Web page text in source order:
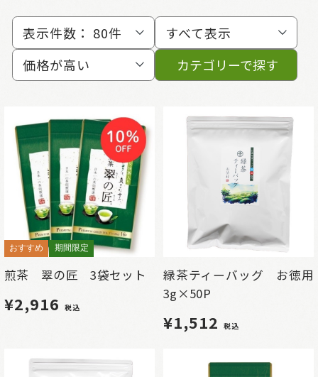
表示件数： 80件
すべて表示
価格が高い
カテゴリーで探す
おすすめ 期間限定
煎茶 翠の匠 3袋セット
¥2,916 税込
緑茶ティーバッグ お徳用
3g×50P
¥1,512 税込